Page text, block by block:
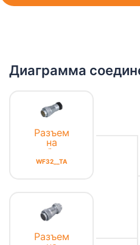
Диаграмма
Разъем
на
кабель
WF32__TA
Разъем